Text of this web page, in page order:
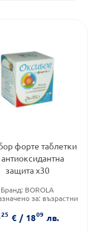
форте таблетки
антиоксидантна
защита х30
Бранд: BOROLA
за: възрастни
25 € / 1809 лв.